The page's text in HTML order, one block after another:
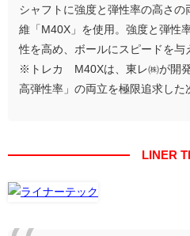
シャフトに強度と弾性率の高さ
維「M40X」を使用。強度と弾性
性を高め、ボールにスピードを与
※トレカ®M40Xは、東レ㈱が開
高弾性率」の両立を極限追求した
LINER